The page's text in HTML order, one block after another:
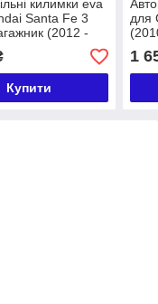
килимки eva
Santa Fe 3
(2012 -
Купити
для
1